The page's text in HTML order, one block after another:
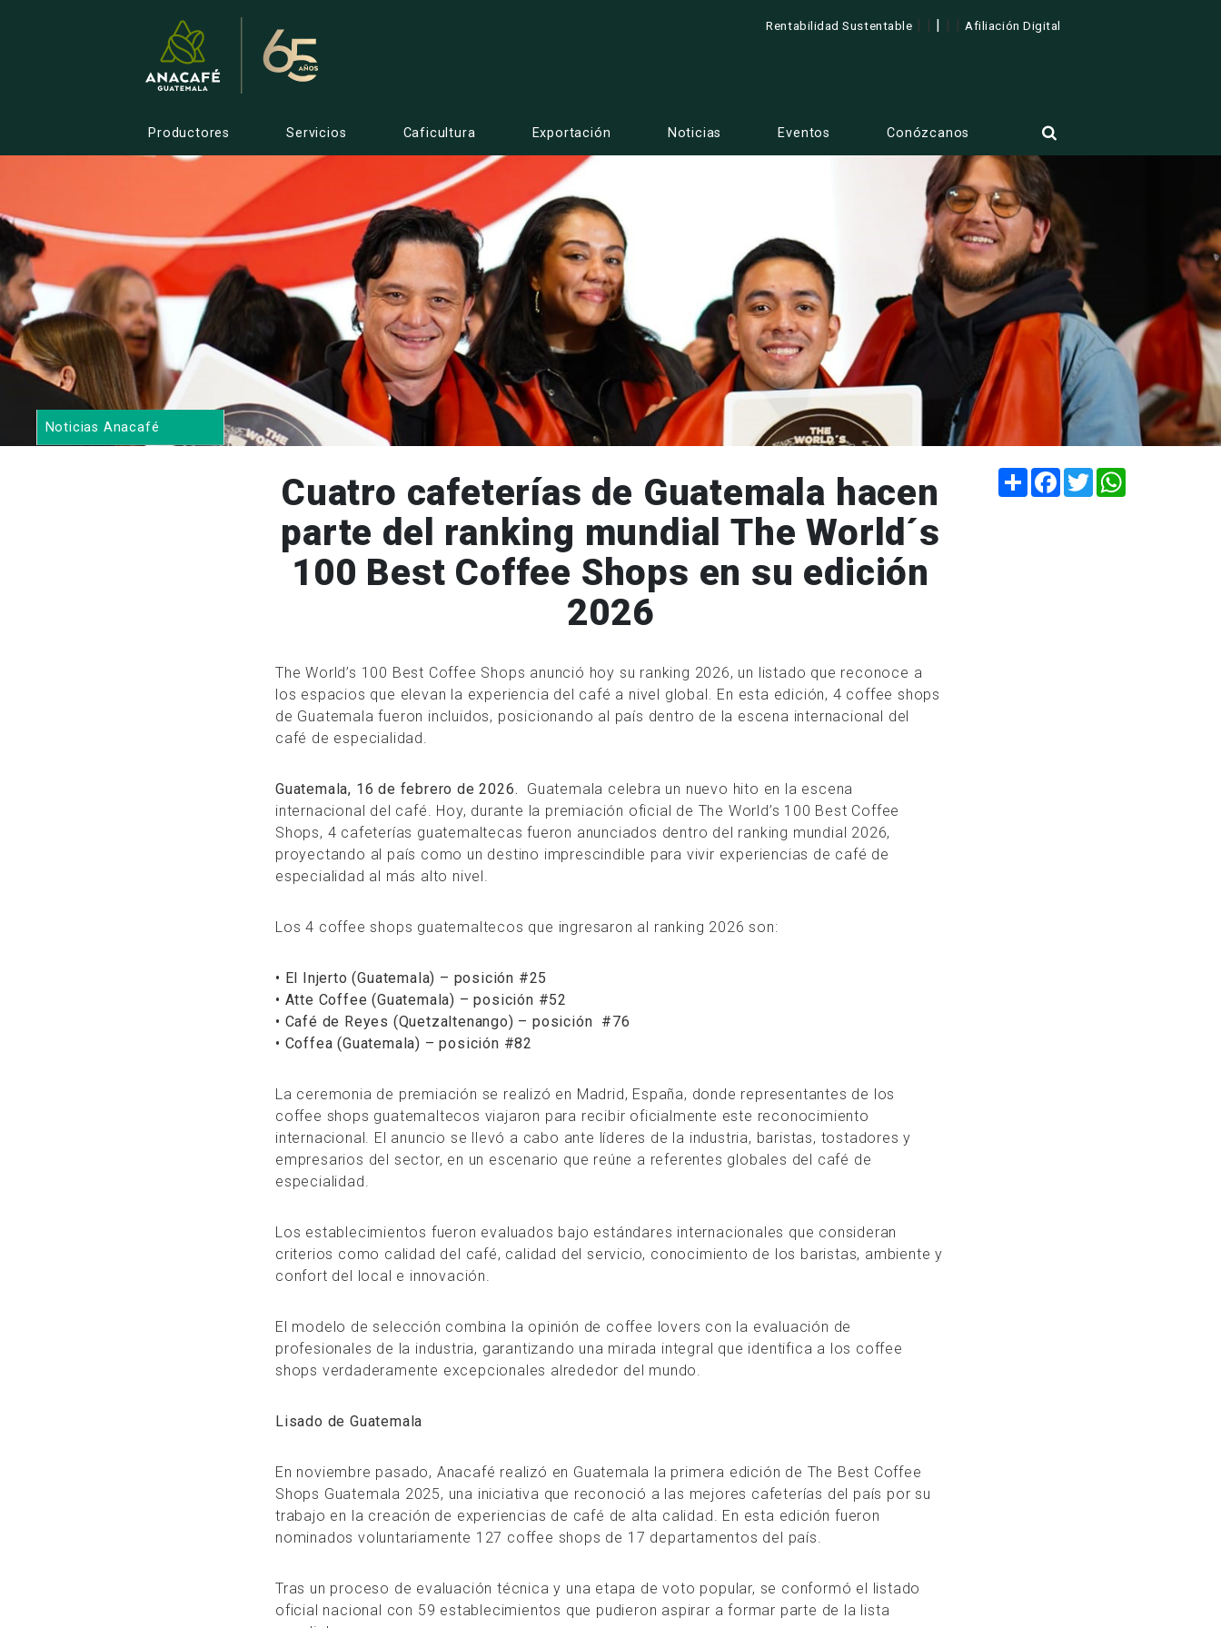
Rentabilidad Sustentable | | | | |Afiliación Digital
Productores Servicios Caficultura Exportación Noticias Eventos Conózcanos
Noticias Anacafé
Cuatro cafeterías de Guatemala hacen
parte del ranking mundial The World´s
100 Best Coffee Shops en su edición
2026
The World’s 100 Best Coffee Shops anunció hoy su ranking 2026, un listado que reconoce a
los espacios que elevan la experiencia del café a nivel global. En esta edición, 4 coffee shops
de Guatemala fueron incluidos, posicionando al país dentro de la escena internacional del
café de especialidad.
Guatemala, 16 de febrero de 2026. Guatemala celebra un nuevo hito en la escena
internacional del café. Hoy, durante la premiación oficial de The World’s 100 Best Coffee
Shops, 4 cafeterías guatemaltecas fueron anunciados dentro del ranking mundial 2026,
proyectando al país como un destino imprescindible para vivir experiencias de café de
especialidad al más alto nivel.
Los 4 coffee shops guatemaltecos que ingresaron al ranking 2026 son:
• El Injerto (Guatemala) – posición #25
• Atte Coffee (Guatemala) – posición #52
• Café de Reyes (Quetzaltenango) – posición #76
• Coffea (Guatemala) – posición #82
La ceremonia de premiación se realizó en Madrid, España, donde representantes de los
coffee shops guatemaltecos viajaron para recibir oficialmente este reconocimiento
internacional. El anuncio se llevó a cabo ante líderes de la industria, baristas, tostadores y
empresarios del sector, en un escenario que reúne a referentes globales del café de
especialidad.
Los establecimientos fueron evaluados bajo estándares internacionales que consideran
criterios como calidad del café, calidad del servicio, conocimiento de los baristas, ambiente y
confort del local e innovación.
El modelo de selección combina la opinión de coffee lovers con la evaluación de
profesionales de la industria, garantizando una mirada integral que identifica a los coffee
shops verdaderamente excepcionales alrededor del mundo.
Lisado de Guatemala
En noviembre pasado, Anacafé realizó en Guatemala la primera edición de The Best Coffee
Shops Guatemala 2025, una iniciativa que reconoció a las mejores cafeterías del país por su
trabajo en la creación de experiencias de café de alta calidad. En esta edición fueron
nominados voluntariamente 127 coffee shops de 17 departamentos del país.
Tras un proceso de evaluación técnica y una etapa de voto popular, se conformó el listado
oficial nacional con 59 establecimientos que pudieron aspirar a formar parte de la lista
CompartirFacebook
TwitterWhatsApp